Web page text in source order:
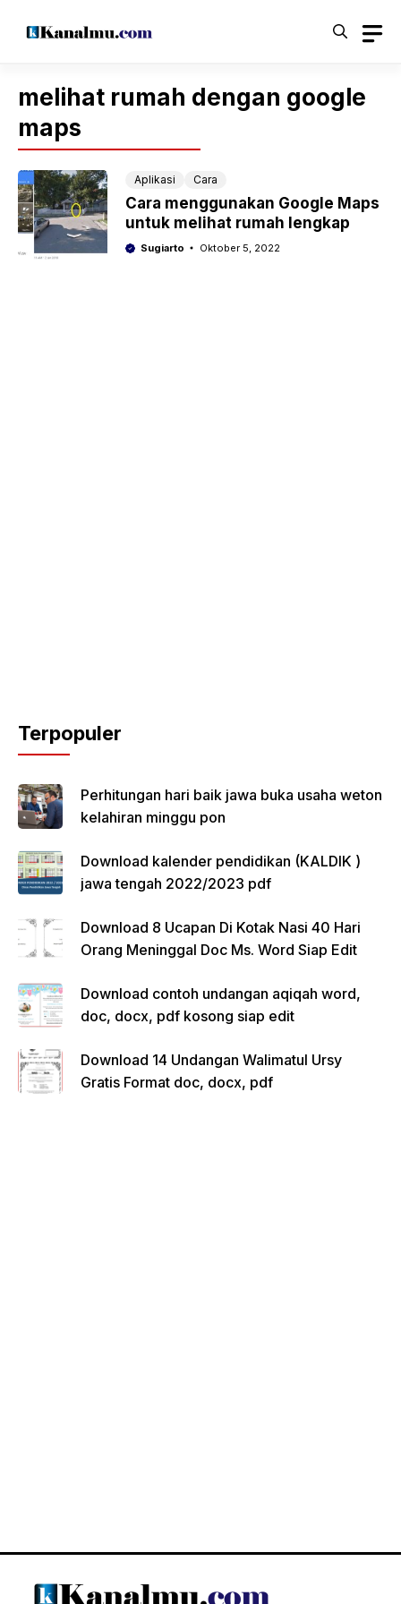
melihat rumah dengan google
maps
Aplikasi Cara
Cara menggunakan Google Maps
untuk melihat rumah lengkap
Sugiarto Oktober 5, 2022
Terpopuler
Perhitungan hari baik jawa buka usaha weton
kelahiran minggu pon
Download kalender pendidikan (KALDIK )
jawa tengah 2022/2023 pdf
Download 8 Ucapan Di Kotak Nasi 40 Hari
Orang Meninggal Doc Ms. Word Siap Edit
Download contoh undangan aqiqah word,
doc, docx, pdf kosong siap edit
Download 14 Undangan Walimatul Ursy
Gratis Format doc, docx, pdf